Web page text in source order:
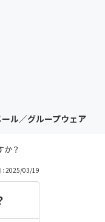
ール／グループウェア
か？
: 2025/03/19